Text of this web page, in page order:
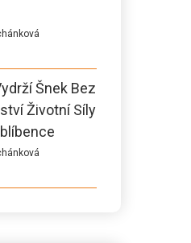
Šnek Bez
Životní Síly